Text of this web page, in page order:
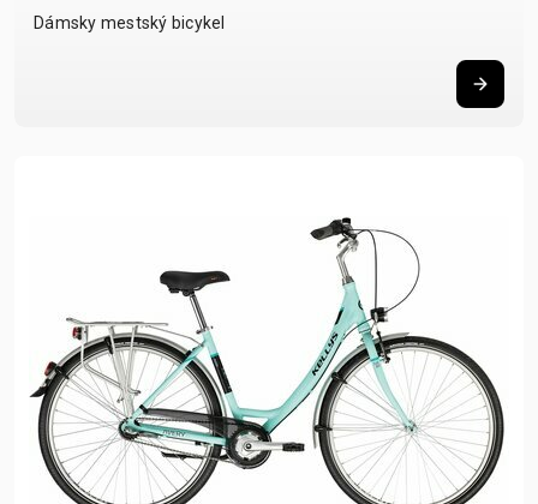
Dámsky mestský bicykel